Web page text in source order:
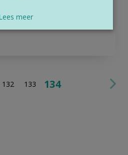
te stellen. Soms wordt
132 133 134
meer